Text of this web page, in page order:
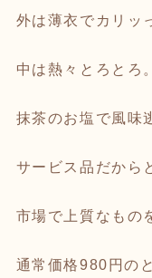
外は薄衣でカリッ
中は熱々とろとろ。
抹茶のお塩で風味
サービス品だから
市場で上質なもの
通常価格980円の